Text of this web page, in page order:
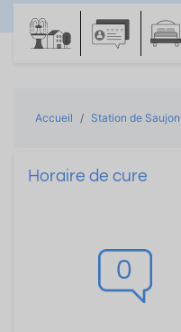
Accueil Station de Saujon
0
Horaire de cure